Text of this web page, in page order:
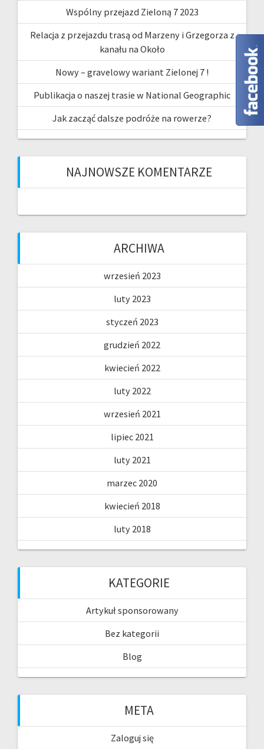
Wspólny przejazd Zieloną 7 2023
Relacja z przejazdu trasą od Marzeny i Grzegorza z
kanału na Około
Nowy – gravelowy wariant Zielonej 7 !
Publikacja o naszej trasie w National Geographic
Jak zacząć dalsze podróże na rowerze?
NAJNOWSZE KOMENTARZE
ARCHIWA
wrzesień 2023
luty 2023
styczeń 2023
grudzień 2022
kwiecień 2022
luty 2022
wrzesień 2021
lipiec 2021
luty 2021
marzec 2020
kwiecień 2018
luty 2018
KATEGORIE
Artykuł sponsorowany
Bez kategorii
Blog
META
Zaloguj się